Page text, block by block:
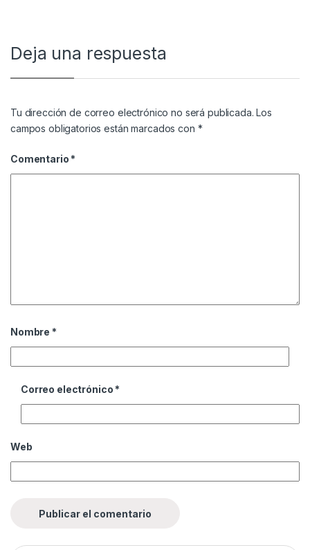
Deja una respuesta
Tu dirección de correo electrónico no será publicada. Los
campos obligatorios están marcados con *
Comentario *
Nombre *
Correo electrónico *
Web